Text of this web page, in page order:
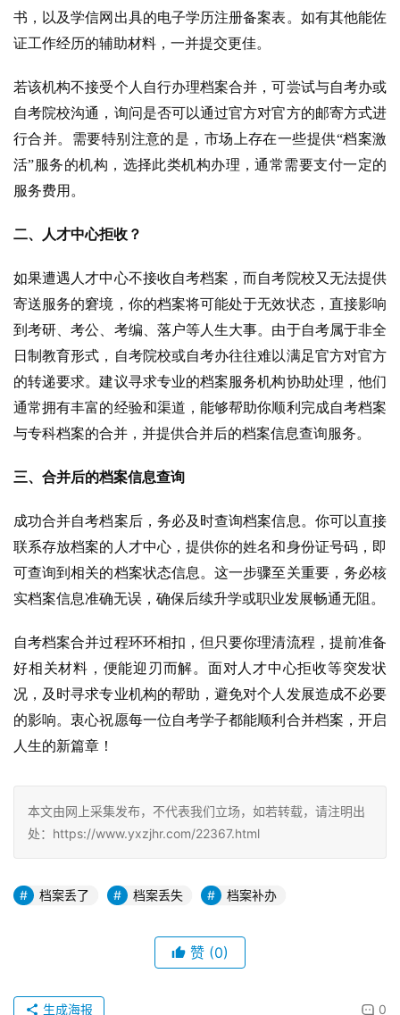
书，以及学信网出具的电子学历注册备案表。如有其他能佐
证工作经历的辅助材料，一并提交更佳。
若该机构不接受个人自行办理档案合并，可尝试与自考办或
自考院校沟通，询问是否可以通过官方对官方的邮寄方式进
行合并。需要特别注意的是，市场上存在一些提供“档案激
活”服务的机构，选择此类机构办理，通常需要支付一定的
服务费用。
二、人才中心拒收？
如果遭遇人才中心不接收自考档案，而自考院校又无法提供
寄送服务的窘境，你的档案将可能处于无效状态，直接影响
到考研、考公、考编、落户等人生大事。由于自考属于非全
日制教育形式，自考院校或自考办往往难以满足官方对官方
的转递要求。建议寻求专业的档案服务机构协助处理，他们
通常拥有丰富的经验和渠道，能够帮助你顺利完成自考档案
与专科档案的合并，并提供合并后的档案信息查询服务。
三、合并后的档案信息查询
成功合并自考档案后，务必及时查询档案信息。你可以直接
联系存放档案的人才中心，提供你的姓名和身份证号码，即
可查询到相关的档案状态信息。这一步骤至关重要，务必核
实档案信息准确无误，确保后续升学或职业发展畅通无阻。
自考档案合并过程环环相扣，但只要你理清流程，提前准备
好相关材料，便能迎刃而解。面对人才中心拒收等突发状
况，及时寻求专业机构的帮助，避免对个人发展造成不必要
的影响。衷心祝愿每一位自考学子都能顺利合并档案，开启
人生的新篇章！
本文由网上采集发布，不代表我们立场，如若转载，请注明出
处：https://www.yxzjhr.com/22367.html
档案丢了 档案丢失 档案补办
赞 (0)
0
生成海报